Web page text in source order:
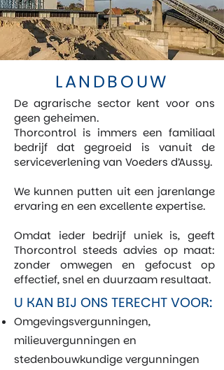
LANDBOUW
De agrarische sector kent voor ons
geen geheimen.
Thorcontrol is immers een familiaal
bedrijf dat gegroeid is vanuit de
serviceverlening van Voeders d’Aussy.
We kunnen putten uit een jarenlange
ervaring en een excellente expertise.
Omdat ieder bedrijf uniek is, geeft
Thorcontrol steeds advies op maat:
zonder omwegen en gefocust op
effectief, snel en duurzaam resultaat.
U KAN BIJ ONS TERECHT VOOR:
Omgevingsvergunningen,
milieuvergunningen en
stedenbouwkundige vergunningen